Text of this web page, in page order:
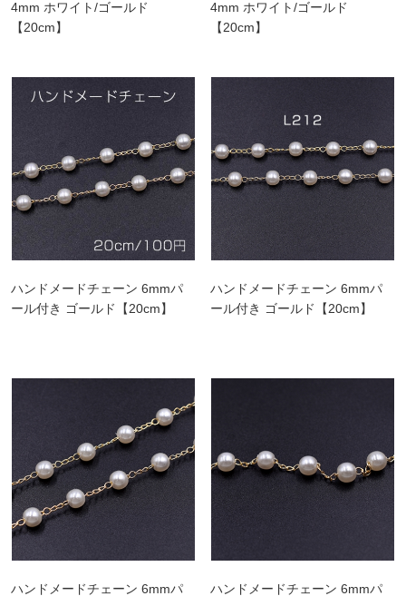
4mm ホワイト/ゴールド
【20cm】
4mm ホワイト/ゴールド
【20cm】
ハンドメードチェーン 6mmパ
ール付き ゴールド【20cm】
ハンドメードチェーン 6mmパ
ール付き ゴールド【20cm】
ハンドメードチェーン 6mmパ
ハンドメードチェーン 6mmパ